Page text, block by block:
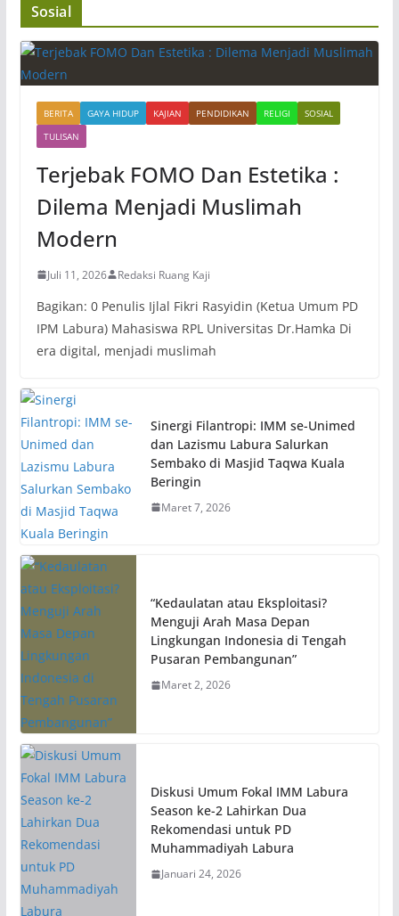
Sosial
BERITA GAYA HIDUP KAJIAN PENDIDIKAN RELIGI
SOSIAL
TULISAN
Terjebak FOMO Dan Estetika :
Dilema Menjadi Muslimah
Modern
Juli 11, 2026 Redaksi Ruang Kaji
Bagikan: 0 Penulis Ijlal Fikri Rasyidin (Ketua Umum PD
IPM Labura) Mahasiswa RPL Universitas Dr.Hamka Di
era digital, menjadi muslimah
Sinergi Filantropi: IMM se-Unimed
dan Lazismu Labura Salurkan
Sembako di Masjid Taqwa Kuala
Beringin
Maret 7, 2026
“Kedaulatan atau Eksploitasi?
Menguji Arah Masa Depan
Lingkungan Indonesia di Tengah
Pusaran Pembangunan”
Maret 2, 2026
Diskusi Umum Fokal IMM Labura
Season ke-2 Lahirkan Dua
Rekomendasi untuk PD
Muhammadiyah Labura
Januari 24, 2026